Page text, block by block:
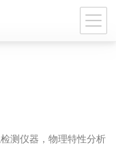
测仪器，物理特性分析